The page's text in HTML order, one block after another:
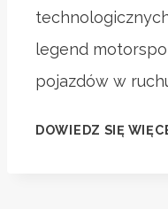
legend
pojazdów w
DOWIEDZ SIĘ